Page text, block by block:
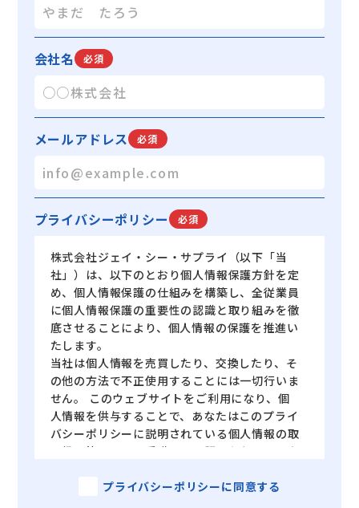
会社名 必須
メールアドレス 必須
プライバシーポリシー 必須
株式会社ジェイ・シー・サプライ（以下「当
社」）は、以下のとおり個人情報保護方針を定
め、個人情報保護の仕組みを構築し、全従業員
に個人情報保護の重要性の認識と取り組みを徹
底させることにより、個人情報の保護を推進い
たします。
当社は個人情報を売買したり、交換したり、そ
の他の方法で不正使用することには一切行いま
せん。 このウェブサイトをご利用になり、個
人情報を供与することで、あなたはこのプライ
バシーポリシーに説明されている個人情報の取
り扱い等について受諾し、承認したものとみな
【個人情報の収集の目的】
プライバシーポリシーに同意する